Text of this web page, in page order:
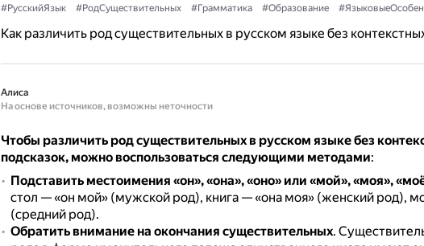
#РусскийЯзык
#РодСуществительных #Грамматика #Образование
Как различить род существительных в русском языке без
Алиса
На основе источников, возможны неточности
Чтобы различить род существительных в русском языке без
подсказок, можно воспользоваться следующими методами:
Подставить местоимения «он», «она», «оно» или «мой», «моя»,
стол — «он мой» (мужской род), книга — «она моя» (женский род),
(средний род).
Обратить внимание на окончания существительных.